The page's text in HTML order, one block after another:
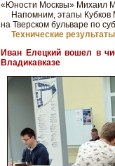
«Юности Москвы» Михаил
Напомним, этапы Кубков
на Тверском бульваре по
Технические результаты
Иван Елецкий вошел в
Владикавказе